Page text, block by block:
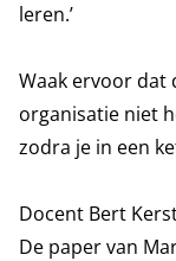
leren.’
Waak ervoor dat
organisatie niet
zodra je in een
Docent Bert
De paper van